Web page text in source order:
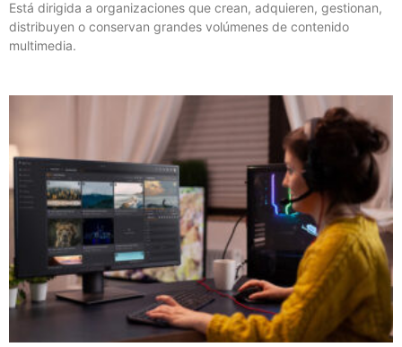
Está dirigida a organizaciones que crean, adquieren, gestionan,
distribuyen o conservan grandes volúmenes de contenido
multimedia.